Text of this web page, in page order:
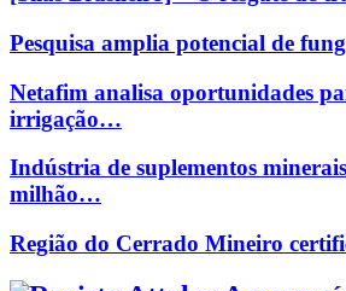
Pesquisa amplia potencial de
Netafim analisa oportunidades
irrigação…
Indústria de suplementos
milhão…
Região do Cerrado Mineiro